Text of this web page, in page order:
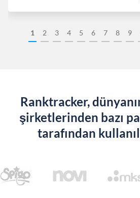
1 2 3 4 5 6 7 8 9
Ranktracker,
şirketlerinden bazı
tarafından